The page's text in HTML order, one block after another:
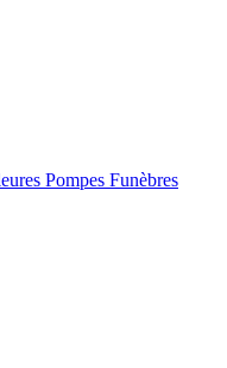
Pompes Funèbres